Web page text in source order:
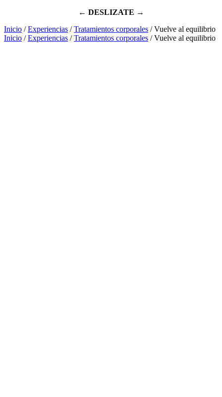
← DESLIZATE →
Inicio /Experiencias /Tratamientos corporales / Vuelve al equilibrio
Inicio /Experiencias /Tratamientos corporales / Vuelve al equilibrio